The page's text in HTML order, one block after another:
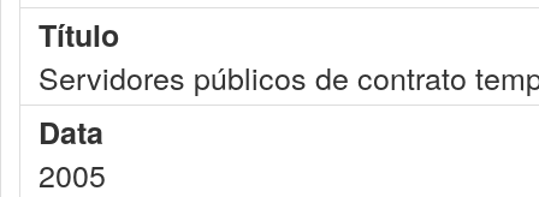
Título
Servidores públicos de contrato
Data
2005